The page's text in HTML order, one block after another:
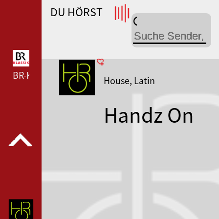
WDR 4 --- WDR 4 ---
BR-KLASSIK --- BR-KLASSIK ---
DU HÖRST
House, Latin
Handz On